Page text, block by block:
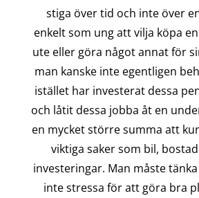
stiga över tid och inte över
enkelt som ung att vilja köpa
ute eller göra något annat för
man kanske inte egentligen
istället har investerat dessa
och låtit dessa jobba åt en
en mycket större summa att
viktiga saker som bil,
investeringar. Man måste
inte stressa för att göra bra